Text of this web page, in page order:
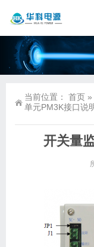
当前位置： 首页 »
单元PM3K接口说
开关量